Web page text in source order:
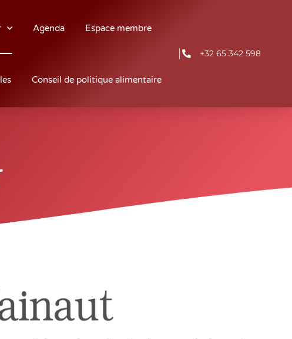
Agenda Espace membre
Conseil de politique alimentaire
+32 65 342 598